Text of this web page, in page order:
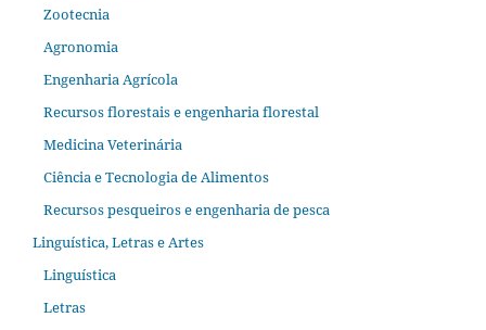
Zootecnia
Agronomia
Engenharia Agrícola
Recursos florestais e engenharia florestal
Medicina Veterinária
Ciência e Tecnologia de Alimentos
Recursos pesqueiros e engenharia de pesca
Linguística, Letras e Artes
Linguística
Letras